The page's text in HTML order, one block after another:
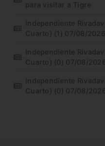
para visitar a Tigre
Independiente
Cuarto) (1) 07/08/2026
Independiente
Cuarto) (0) 07/08/
Independiente
Cuarto) (0) 07/08/